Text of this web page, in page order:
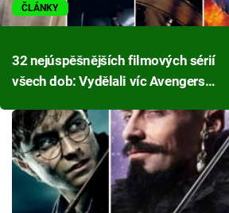
ČLÁNKY
32 nejúspěšnějších filmových sérií
všech dob: Vydělali víc Avengers